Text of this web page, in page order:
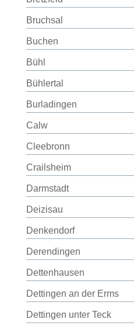
Bruchsal
Buchen
Bühl
Bühlertal
Burladingen
Calw
Cleebronn
Crailsheim
Darmstadt
Deizisau
Denkendorf
Derendingen
Dettenhausen
Dettingen an der Erms
Dettingen unter Teck